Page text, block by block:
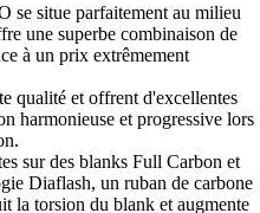
situe parfaitement au milieu
une superbe combinaison de
à un prix extrêmement
qualité et offrent d'excellentes
harmonieuse et progressive lors
sur des blanks Full Carbon et
Diaflash, un ruban de carbone
la torsion du blank et augmente